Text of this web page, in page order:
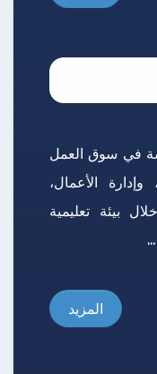
في سوق العمل
الأعمال،
بيئة تعليمية
المزيد